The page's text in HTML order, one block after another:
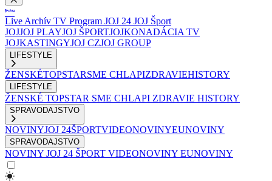
Live Archív TV Program JOJ 24 JOJ Šport
JOJJOJ PLAYJOJ ŠPORTJOJKONADÁCIA TV
JOJKASTINGYJOJ CZJOJ GROUP
LIFESTYLE
ŽENSKÉTOPSTARSME CHLAPIZDRAVIEHISTORY
LIFESTYLE
ŽENSKÉ TOPSTAR SME CHLAPI ZDRAVIE HISTORY
SPRAVODAJSTVO
NOVINYJOJ 24ŠPORTVIDEONOVINYEUNOVINY
SPRAVODAJSTVO
NOVINY JOJ 24 ŠPORT VIDEONOVINY EUNOVINY